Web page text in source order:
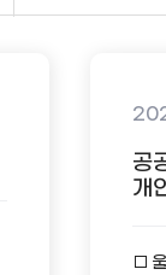
공
개
□